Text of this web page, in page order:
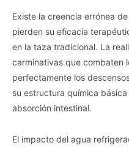
Existe la creencia errónea
pierden su eficacia
en la taza tradicional. La
carminativas que combaten
perfectamente los
su estructura química
absorción intestinal.
El impacto del agua